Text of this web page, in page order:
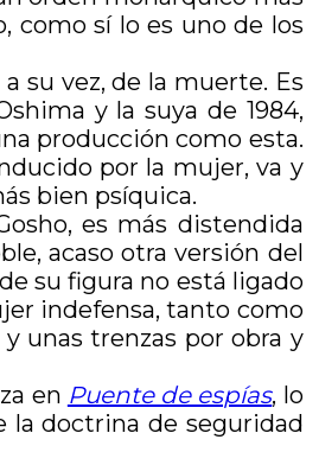
como sí lo es uno de los
su vez, de la muerte. Es
y la suya de 1984,
producción como esta.
por la mujer, va y
bien psíquica.
es más distendida
acaso otra versión del
su figura no está ligado
indefensa, tanto como
unas trenzas por obra y
en Puente de espías, lo
la doctrina de seguridad